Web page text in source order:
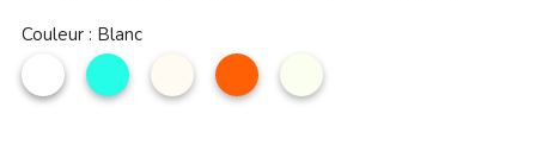
Couleur : Blanc
Blanc TurquoiseBeige Orange écru